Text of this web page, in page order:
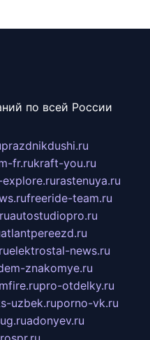
по всей России
prazdnikdushi.ru
fr.rukraft-you.ru
rastenuya.ru
freeride-team.ru
autostudiopro.ru
atlantpereezd.ru
elektrostal-news.ru
znakomye.ru
pro-otdelky.ru
uzbek.ruporno-vk.ru
adonyev.ru